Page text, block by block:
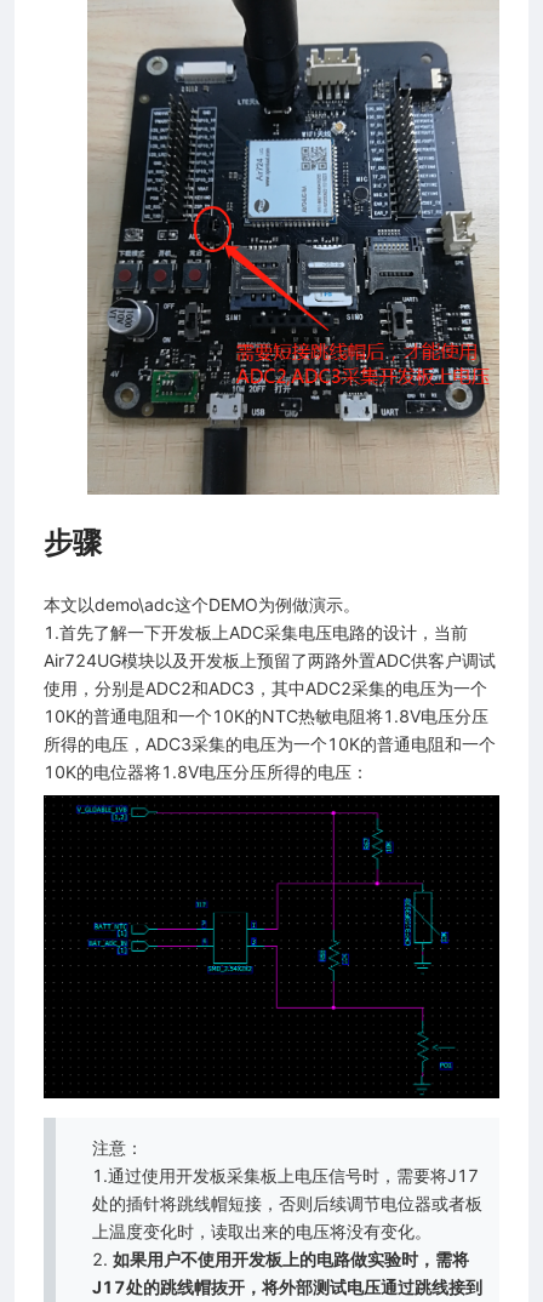
步骤
本文以demo\adc这个DEMO为例做演示。
1.首先了解一下开发板上ADC采集电压电路的设计，当前
Air724UG模块以及开发板上预留了两路外置ADC供客户调试
使用，分别是ADC2和ADC3，其中ADC2采集的电压为一个
10K的普通电阻和一个10K的NTC热敏电阻将1.8V电压分压
所得的电压，ADC3采集的电压为一个10K的普通电阻和一个
10K的电位器将1.8V电压分压所得的电压：
注意：
1.通过使用开发板采集板上电压信号时，需要将J17
处的插针将跳线帽短接，否则后续调节电位器或者板
上温度变化时，读取出来的电压将没有变化。
2. 如果用户不使用开发板上的电路做实验时，需将
J17处的跳线帽抜开，将外部测试电压通过跳线接到